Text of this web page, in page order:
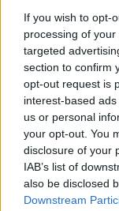
If you wish to opt-
processing of
targeted
section to confirm
opt-out request is
interest-based
us or personal
your opt-out. You
disclosure of your
IAB’s list of
also be disclosed
Downstream
kulinaristisia
Ottelupäivien
markkinoihin, joilta
Markkinat, kuten
Mauerpark,
Saksan kulttuurista